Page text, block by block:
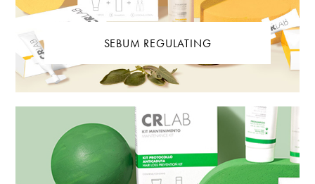
SEBUM REGULATING